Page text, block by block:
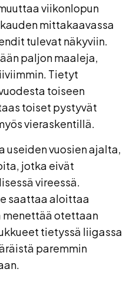
viikonlopun
mittakaavassa
tulevat näkyviin.
paljon maaleja,
Tietyt
toiseen
toiset pystyvät
vieraskentillä.
useiden vuosien ajalta,
jotka eivät
vireessä.
saattaa aloittaa
menettää otettaan
tietyssä liigassa
paremmin